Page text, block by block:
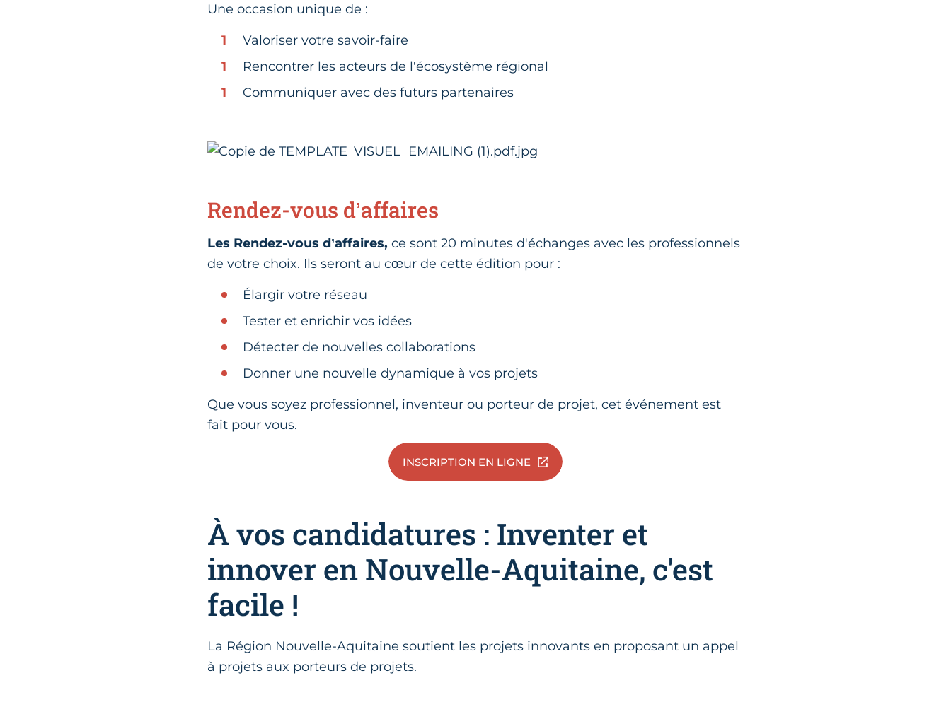
Une occasion unique de :
Valoriser votre savoir-faire
Rencontrer les acteurs de l’écosystème régional
Communiquer avec des futurs partenaires
Rendez-vous d’affaires
Les Rendez-vous d’affaires, ce sont 20 minutes d'échanges avec les professionnels
de votre choix. Ils seront au cœur de cette édition pour :
Élargir votre réseau
Tester et enrichir vos idées
Détecter de nouvelles collaborations
Donner une nouvelle dynamique à vos projets
Que vous soyez professionnel, inventeur ou porteur de projet, cet événement est
fait pour vous.
INSCRIPTION EN LIGNE
À vos candidatures : Inventer et
innover en Nouvelle-Aquitaine, c'est
facile !
La Région Nouvelle-Aquitaine soutient les projets innovants en proposant un appel
à projets aux porteurs de projets.